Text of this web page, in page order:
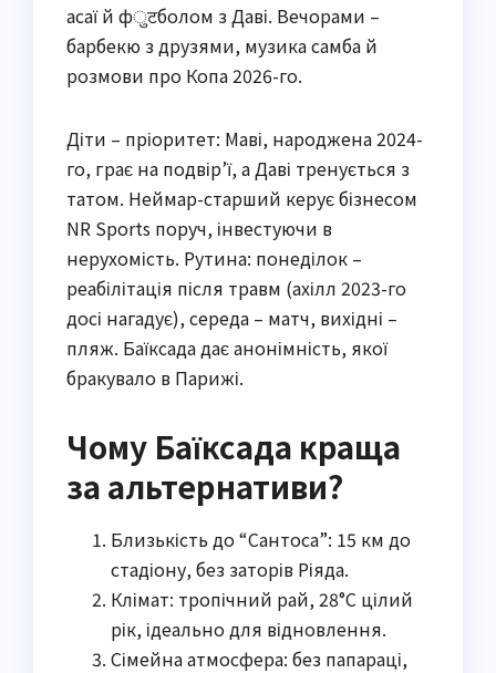
асаї й фुटболом з Даві. Вечорами –
барбекю з друзями, музика самба й
розмови про Копа 2026-го.
Діти – пріоритет: Маві, народжена 2024-
го, грає на подвір’ї, а Даві тренується з
татом. Неймар-старший керує бізнесом
NR Sports поруч, інвестуючи в
нерухомість. Рутина: понеділок –
реабілітація після травм (ахілл 2023-го
досі нагадує), середа – матч, вихідні –
пляж. Баїксада дає анонімність, якої
бракувало в Парижі.
Чому Баїксада краща
за альтернативи?
Близькість до “Сантоса”: 15 км до
стадіону, без заторів Ріяда.
Клімат: тропічний рай, 28°C цілий
рік, ідеально для відновлення.
Сімейна атмосфера: без папараці,